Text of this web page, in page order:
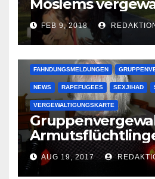
Moslems
deutsche
Uni-Campus
FEB 9, 2018
FAHNDUNGSMELDUNGEN
NEWS RAPEFUGEES SEXJIHAD
VERGEWALTIGUNGSKARTE
vergewaltigen
Oma im Schlaf
AUG 19, 2017